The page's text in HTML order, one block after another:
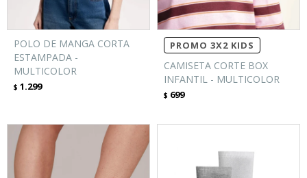
POLO DE MANGA CORTA
ESTAMPADA -
MULTICOLOR
$ 1.299
PROMO 3X2 KIDS
CAMISETA CORTE BOX
INFANTIL - MULTICOLOR
$ 699